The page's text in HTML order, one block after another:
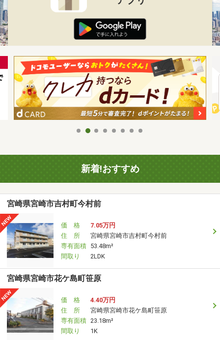
新着!おすすめ
宮崎県宮崎市吉村町今村前
価 格
7.05万円
住 所
宮崎県宮崎市吉村町今村前
専有面積 53.48m²
間取り
2LDK
宮崎県宮崎市花ケ島町笹原
価 格
4.40万円
住 所
宮崎県宮崎市花ケ島町笹原
専有面積 23.18m²
間取り
1K